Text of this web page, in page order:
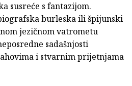
susreće s fantazijom.
burleska ili špijunski
jezičnom vatrometu
sadašnjosti
i stvarnim prijetnjama